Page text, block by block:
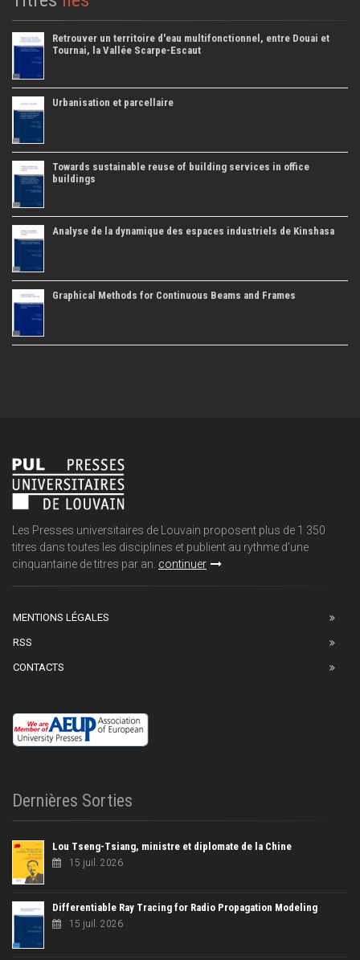
Retrouver un territoire d'eau multifonctionnel, entre Douai et
Tournai, la Vallée Scarpe-Escaut
Urbanisation et parcellaire
Towards sustainable reuse of building services in office
buildings
Analyse de la dynamique des espaces industriels de Kinshasa
Graphical Methods for Continuous Beams and Frames
Les Presses universitaires de Louvain proposent plus de 1 350
titres dans toutes les disciplines et publient au rythme d'une
cinquantaine de titres par an. continuer
MENTIONS LÉGALES
RSS
CONTACTS
Dernières Sorties
Lou Tseng-Tsiang, ministre et diplomate de la Chine
15 juil. 2026
Differentiable Ray Tracing for Radio Propagation Modeling
15 juil. 2026